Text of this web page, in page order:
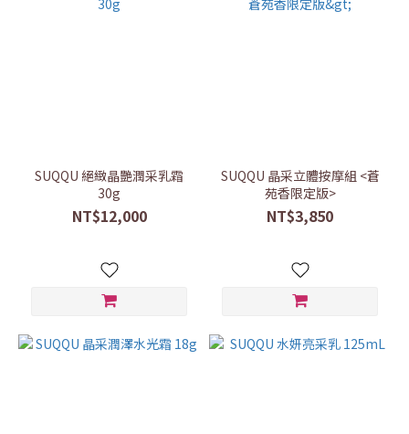
SUQQU 絕緻晶艷潤采乳霜
30g
NT$12,000
SUQQU 晶采立體按摩組 <蒼
苑香限定版>
NT$3,850